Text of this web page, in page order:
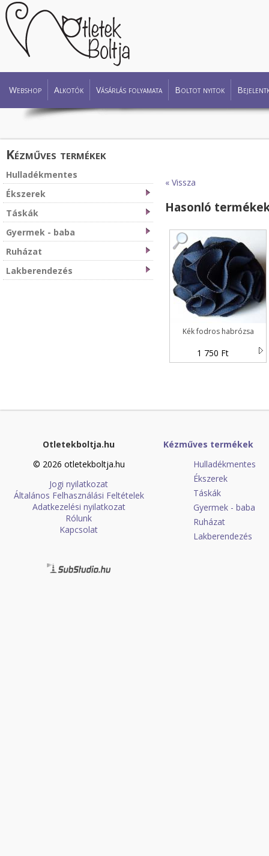
Webshop Alkotók Vásárlás folyamata Boltot nyitok
Kézműves termékek
Hulladékmentes
Ékszerek
Táskák
Gyermek - baba
Ruházat
Lakberendezés
« Vissza
Hasonló
Kék fodros habrózsa
1 750 Ft
Otletekboltja.hu
© 2026 otletekboltja.hu
Jogi nyilatkozat
Általános Felhasználási Feltételek
Adatkezelési nyilatkozat
Rólunk
Kapcsolat
Kézműves termékek
Hulladékmentes
Ékszerek
Táskák
Gyermek - baba
Ruházat
Lakberendezés